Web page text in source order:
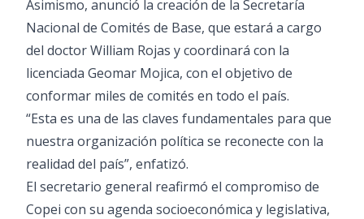
Asimismo, anunció la creación de la Secretaría
Nacional de Comités de Base, que estará a cargo
del doctor William Rojas y coordinará con la
licenciada Geomar Mojica, con el objetivo de
conformar miles de comités en todo el país.
“Esta es una de las claves fundamentales para que
nuestra organización política se reconecte con la
realidad del país”, enfatizó.
El secretario general reafirmó el compromiso de
Copei con su agenda socioeconómica y legislativa,